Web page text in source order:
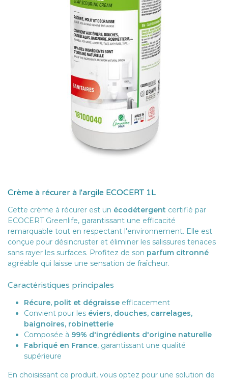
Crème à récurer à l'argile ECOCERT 1L
Cette crème à récurer est un écodétergent certifié par
ECOCERT Greenlife, garantissant une efficacité
remarquable tout en respectant l'environnement. Elle est
conçue pour désincruster et éliminer les salissures tenaces
sans rayer les surfaces. Profitez de son parfum citronné
agréable qui laisse une sensation de fraîcheur.
Caractéristiques principales
Récure, polit et dégraisse efficacement
Convient pour les éviers, douches, carrelages,
baignoires, robinetterie
Composée à 99% d'ingrédients d'origine naturelle
Fabriqué en France, garantissant une qualité
supérieure
En choisissant ce produit, vous optez pour une solution de